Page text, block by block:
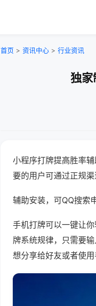
首页 > 资讯中心 > 行业资讯
独家
小程序打牌提高胜率
要的用户可通过正规渠
辅助安装，可QQ搜索
手机打牌可以一键让
牌系统规律，只需要
想分享给好友或者使用